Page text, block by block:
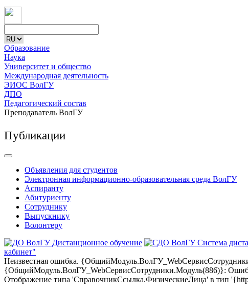
Образование
Наука
Университет и общество
Международная деятельность
ЭИОС ВолГУ
ДПО
Педагогический состав
Преподаватель ВолГУ
Публикации
Объявления для студентов
Электронная информационно-образовательная среда ВолГУ
Аспиранту
Абитуриенту
Сотруднику
Выпускнику
Волонтеру
Дистанционное обучение
Система
кабинет"
Неизвестная ошибка.
{ОбщийМодуль.ВолГУ_WebСервисСотрудники.Модуль(886)}:
Отображение типа 'СправочникСсылка.ФизическиеЛица' в тип